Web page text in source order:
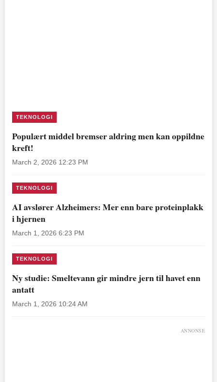
TEKNOLOGI
Populært middel bremser aldring men kan oppildne
kreft!
March 2, 2026 12:23 PM
TEKNOLOGI
AI avslører Alzheimers: Mer enn bare proteinplakk
i hjernen
March 1, 2026 6:23 PM
TEKNOLOGI
Ny studie: Smeltevann gir mindre jern til havet enn
antatt
March 1, 2026 10:24 AM
ANNONSE